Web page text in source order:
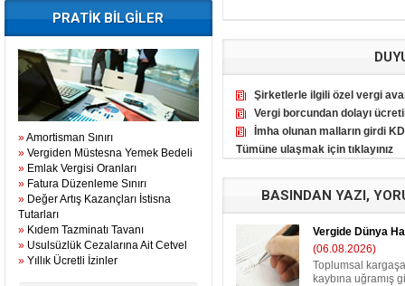
PRATİK BİLGİLER
»Amortisman Sınırı
» Vergiden Müstesna Yemek Bedeli
» Emlak Vergisi Oranları
» Fatura Düzenleme Sınırı
» Değer Artış Kazançları İstisna
Tutarları
» Kıdem Tazminatı Tavanı
» Usulsüzlük Cezalarına Ait Cetvel
» Yıllık Ücretli İzinler
Şirketlerle ilgili özel vergi
Vergi borcundan dolayı
İmha olunan malların girdi
Tümüne ulaşmak için tıklayınız
BASINDAN YAZI,
Vergide Dünya
(06.08.2026)
Toplumsal
kaybına uğramış